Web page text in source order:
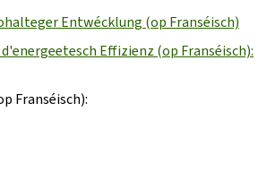
Entwécklung (op Franséisch)
Effizienz (op Franséisch):
Franséisch):